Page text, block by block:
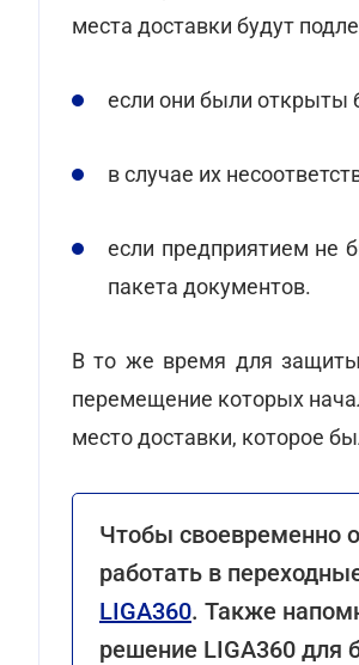
места доставки будут
если они были открыты
в случае их
если предприятием не
пакета документов.
В то же время для защиты
перемещение которых
место доставки, которое
Чтобы своевременно
работать в
LIGA360. Также
решение LIGA360 для